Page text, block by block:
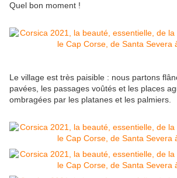
Quel bon moment !
Le village est très paisible : nous partons
pavées, les passages voûtés et les places
ombragées par les platanes et les palmiers.